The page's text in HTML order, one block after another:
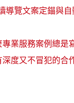
導覽文案定錨與
專業服務案例總是
深度又不冒犯的合